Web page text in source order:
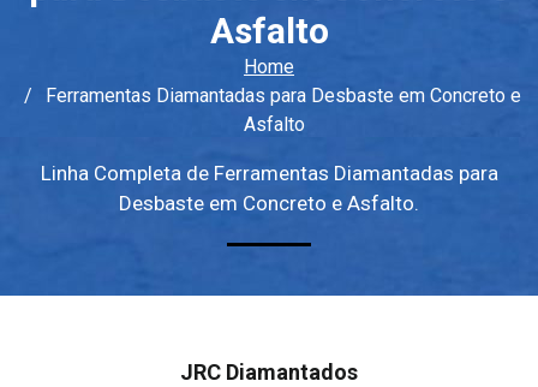
Asfalto
Home
Ferramentas Diamantadas para Desbaste em Concreto e
Asfalto
Linha Completa de Ferramentas Diamantadas para
Desbaste em Concreto e Asfalto.
JRC Diamantados